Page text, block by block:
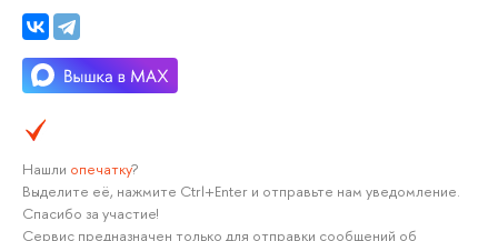
Нашли опечатку?
Выделите её, нажмите Ctrl+Enter и отправьте нам уведомление.
Спасибо за участие!
Сервис предназначен только для отправки сообщений об